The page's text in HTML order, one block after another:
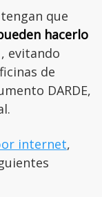
que
hacerlo
, evitando
de
DARDE,
internet,